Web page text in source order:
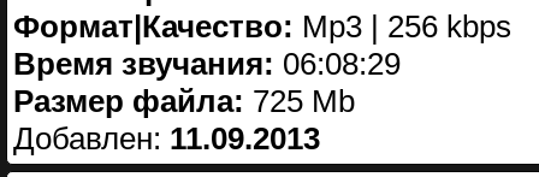
Формат|Качество: Mp3 | 256 kbps
Время звучания: 06:08:29
Размер файла: 725 Mb
Добавлен: 11.09.2013